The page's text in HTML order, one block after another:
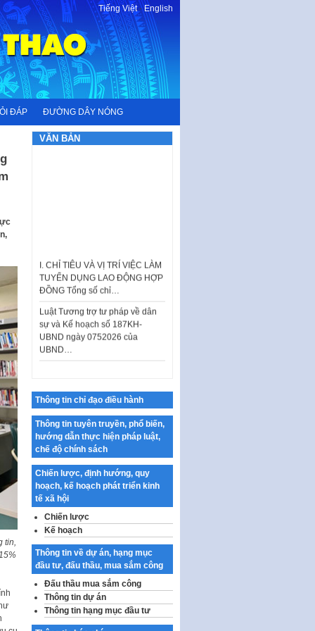
Tiếng Việt-English
ĐÁP ĐƯỜNG DÂY NÓNG
tin,
VĂN BẢN
ĐỒNG Tổng số chỉ…
Luật Tương trợ tư pháp về dân
UBND ngày 0752026 của
UBND…
Ban hành Danh mục vị trí khai
Kế hoạch Tổ chức Cuộc thi
chính luận về bảo vệ nền tảng tư
tưởng của Đảng…
Công bố công khai dự toán kinh
phí xây dựng pháp luật, hoàn
thiện thể chế, chính…
Quy định về nghiên cứu, ứng
dụng khoa học, công nghệ, đổi
mới sáng tạo và chuyển…
Quy định chi tiết và hướng dẫn
thi hành một số điều của Luật Lý
lịch tư…
Sửa đổi, bổ sung một số nội
dung tại Nghị quyết số 30/NQ-
CP ngày 24 tháng 02…
Ban hành Chương trình hành
Thông tin chỉ đạo điều hành
Thông tin tuyên truyền, phổ biến,
hướng dẫn thực hiện pháp luật,
chế độ chính sách
Chiến lược, định hướng, quy
hoạch, kế hoạch phát triển kinh
tế xã hội
Chiến lược
Kế hoạch
Thông tin về dự án, hạng mục
đầu tư, đấu thầu, mua sắm công
Đấu thầu mua sắm công
Thông tin dự án
Thông tin hạng mục đầu tư